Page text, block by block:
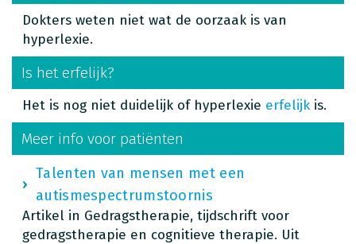
Dokters weten niet wat de oorzaak is van
hyperlexie.
Is het erfelijk?
Het is nog niet duidelijk of hyperlexie erfelijk is.
Meer info voor patiënten
Talenten van mensen met een
autismespectrumstoornis
Artikel in Gedragstherapie, tijdschrift voor
gedragstherapie en cognitieve therapie. Uit